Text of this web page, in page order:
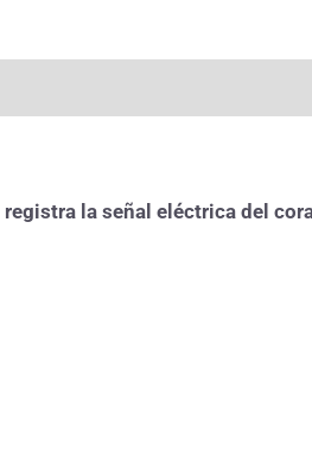
registra la señal eléctrica del